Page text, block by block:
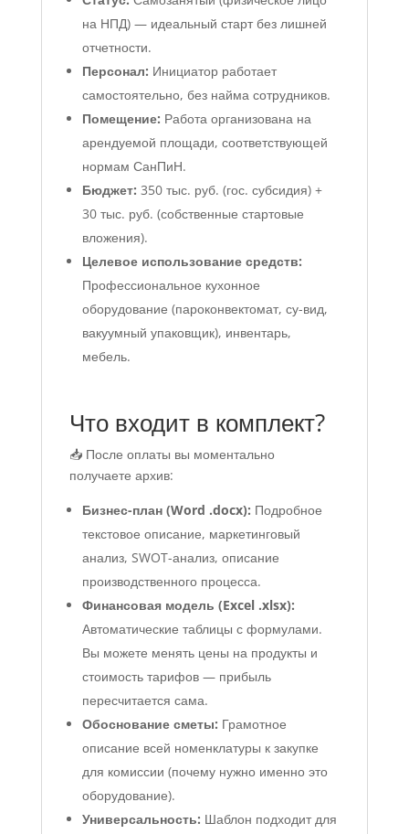
на НПД) — идеальный старт без лишней
отчетности.
Персонал: Инициатор работает
самостоятельно, без найма сотрудников.
Помещение: Работа организована на
арендуемой площади, соответствующей
нормам СанПиН.
Бюджет: 350 тыс. руб. (гос. субсидия) +
30 тыс. руб. (собственные стартовые
вложения).
Целевое использование средств:
Профессиональное кухонное
оборудование (пароконвектомат, су-вид,
вакуумный упаковщик), инвентарь,
мебель.
Что входит в комплект?
📥 После оплаты вы моментально
получаете архив:
Бизнес-план (Word .docx): Подробное
текстовое описание, маркетинговый
анализ, SWOT-анализ, описание
производственного процесса.
Финансовая модель (Excel .xlsx):
Автоматические таблицы с формулами.
Вы можете менять цены на продукты и
стоимость тарифов — прибыль
пересчитается сама.
Обоснование сметы: Грамотное
описание всей номенклатуры к закупке
для комиссии (почему нужно именно это
оборудование).
Универсальность: Шаблон подходит для